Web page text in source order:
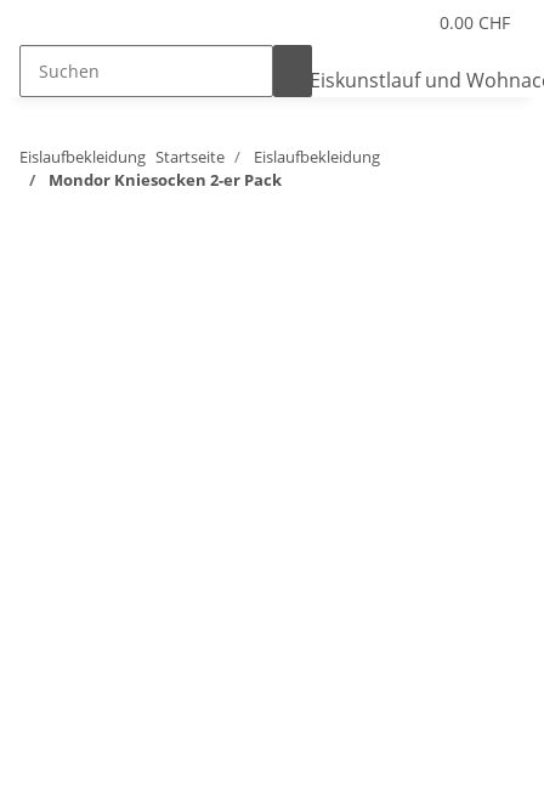
0.00 CHF
Eislaufbekleidung Startseite
Eislaufbekleidung
Mondor Kniesocken 2-er Pack